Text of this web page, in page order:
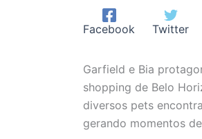
Facebook Twitter
Garfield e Bia
shopping de Belo
diversos pets
gerando momentos